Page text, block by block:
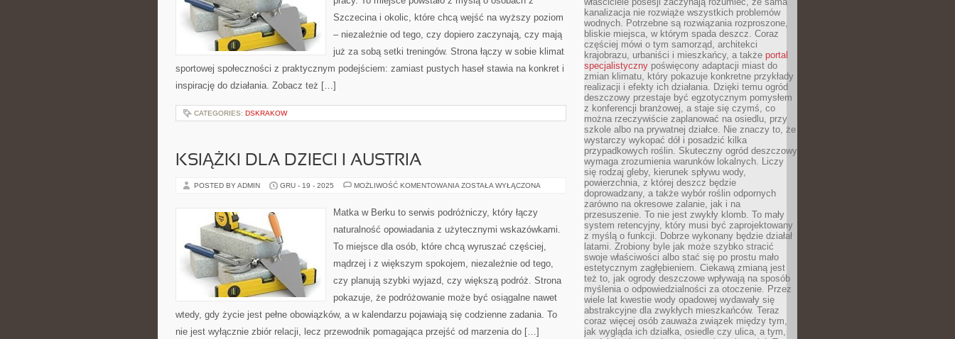
Szczecina i okolic, które chcą wejść na wyższy poziom
– niezależnie od tego, czy dopiero zaczynają, czy mają
już za sobą setki treningów. Strona łączy w sobie klimat
sportowej społeczności z praktycznym podejściem: zamiast pustych haseł stawia na konkret i
inspirację do działania. Zobacz też […]
CATEGORIES: DSKRAKOW
KSIĄŻKI DLA DZIECI I AUSTRIA
POSTED BY ADMIN GRU - 19 - 2025 MOŻLIWOŚĆ KOMENTOWANIA KSIĄŻKI
I
AUSTRIA
ZOSTAŁA WYŁĄCZONA
Matka w Berku to serwis podróżniczy, który łączy
naturalność opowiadania z użytecznymi wskazówkami.
To miejsce dla osób, które chcą wyruszać częściej,
mądrzej i z większym spokojem, niezależnie od tego,
czy planują szybki wyjazd, czy większą podróż. Strona
pokazuje, że podróżowanie może być osiągalne nawet
wtedy, gdy życie jest pełne obowiązków, a w kalendarzu pojawiają się codzienne zadania. To
nie jest wyłącznie zbiór relacji, lecz przewodnik pomagająca przejść od marzenia do […]
kanalizacja nie rozwiąże wszystkich problemów
wodnych. Potrzebne są rozwiązania rozproszone,
bliskie miejsca, w którym spada deszcz. Coraz
częściej mówi o tym samorząd, architekci
krajobrazu, urbaniści i mieszkańcy, a także portal
specjalistyczny poświęcony adaptacji miast do
zmian klimatu, który pokazuje konkretne przykłady
realizacji i efekty ich działania. Dzięki temu ogród
deszczowy przestaje być egzotycznym pomysłem
z konferencji branżowej, a staje się czymś, co
można rzeczywiście zaplanować na osiedlu, przy
szkole albo na prywatnej działce. Nie znaczy to, że
wystarczy wykopać dół i posadzić kilka
przypadkowych roślin. Skuteczny ogród deszczowy
wymaga zrozumienia warunków lokalnych. Liczy
się rodzaj gleby, kierunek spływu wody,
powierzchnia, z której deszcz będzie
doprowadzany, a także wybór roślin odpornych
zarówno na okresowe zalanie, jak i na
przesuszenie. To nie jest zwykły klomb. To mały
system retencyjny, który musi być zaprojektowany
z myślą o funkcji. Dobrze wykonany będzie działał
latami. Zrobiony byle jak może szybko stracić
swoje właściwości albo stać się po prostu mało
estetycznym zagłębieniem. Ciekawą zmianą jest
też to, jak ogrody deszczowe wpływają na sposób
myślenia o odpowiedzialności za otoczenie. Przez
wiele lat kwestie wody opadowej wydawały się
abstrakcyjne dla zwykłych mieszkańców. Teraz
coraz więcej osób zauważa związek między tym,
jak wygląda ich działka, osiedle czy ulica, a tym,